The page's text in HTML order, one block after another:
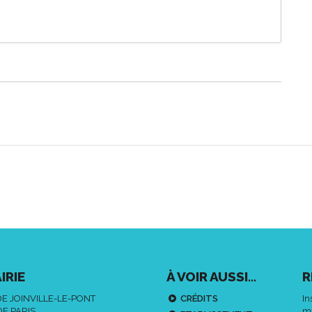
JOINVILLE-LE-PONT
À VOIR AUSSI...
CRÉDITS